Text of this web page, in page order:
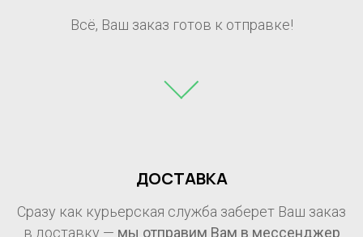
Всё, Ваш заказ готов к отправке!
ДОСТАВКА
Сразу как курьерская служба заберет Ваш заказ
в доставку — мы отправим Вам в мессенджер